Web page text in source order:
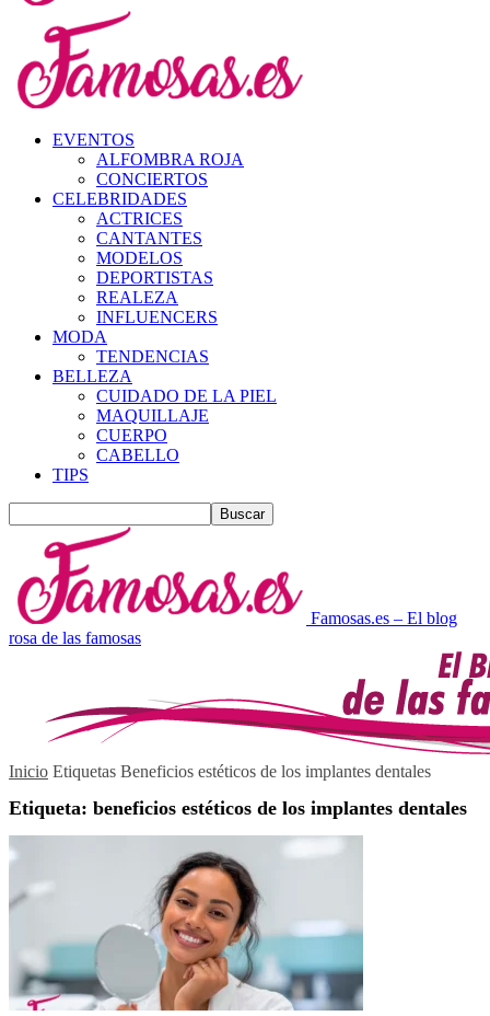
EVENTOS
ALFOMBRA ROJA
CONCIERTOS
CELEBRIDADES
ACTRICES
CANTANTES
MODELOS
DEPORTISTAS
REALEZA
INFLUENCERS
MODA
TENDENCIAS
BELLEZA
CUIDADO DE LA PIEL
MAQUILLAJE
CUERPO
CABELLO
TIPS
Famosas.es – El blog
rosa de las famosas
Inicio Etiquetas Beneficios estéticos de los implantes dentales
Etiqueta: beneficios estéticos de los implantes dentales